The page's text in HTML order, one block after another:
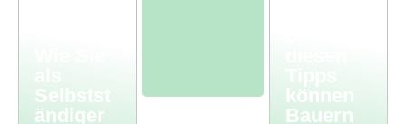
Selbstst
ändiger
können
Bauern